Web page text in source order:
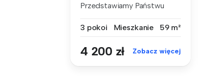
Przedstawiamy Państwu
3 pokoi
Mieszkanie 59 m²
4 200 zł Zobacz więcej